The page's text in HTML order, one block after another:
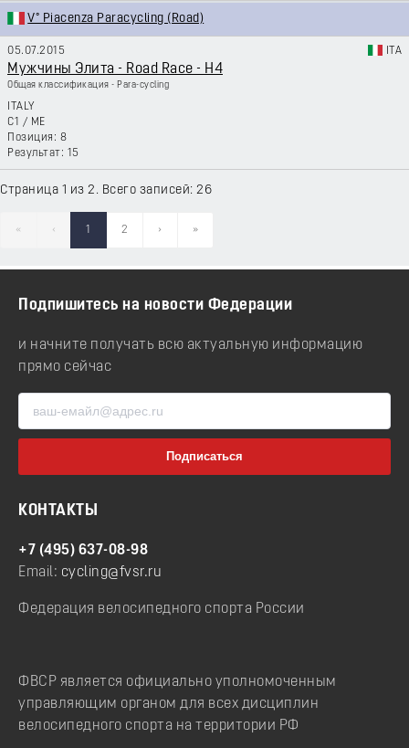
V° Piacenza Paracycling (Road)
05.07.2015 ITA
Мужчины Элита - Road Race - H4
Общая классификация - Para-cycling
ITALY
C1 / ME
8
15
Страница 1 из 2. Всего записей: 26
« ‹ 1 2 › »
Подпишитесь на новости Федерации
и начните получать всю актуальную информацию
прямо сейчас
КОНТАКТЫ
+7 (495) 637-08-98
Email: cycling@fvsr.ru
Федерация велосипедного спорта России
ФВСР является официально уполномоченным
управляющим органом для всех дисциплин
велосипедного спорта на территории РФ